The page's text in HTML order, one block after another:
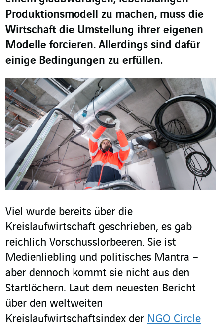
Produktionsmodell zu machen, muss die
Wirtschaft die Umstellung ihrer eigenen
Modelle forcieren. Allerdings sind dafür
einige Bedingungen zu erfüllen.
Viel wurde bereits über die
Kreislaufwirtschaft geschrieben, es gab
reichlich Vorschusslorbeeren. Sie ist
Medienliebling und politisches Mantra –
aber dennoch kommt sie nicht aus den
Startlöchern. Laut dem neuesten Bericht
über den weltweiten
Kreislaufwirtschaftsindex der NGO Circle